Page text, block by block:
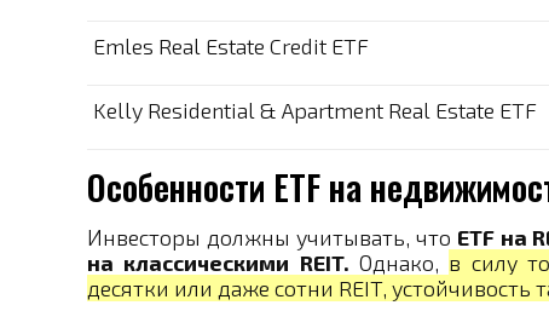
Emles Real Estate Credit ETF
Kelly Residential & Apartment Real Estate ETF
Особенности ETF на
Инвесторы должны учитывать, что ETF на
на классическими REIT. Однако, в силу
десятки или даже сотни REIT,